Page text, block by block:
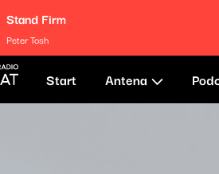
Stand Firm
Peter Tosh
Start Antena